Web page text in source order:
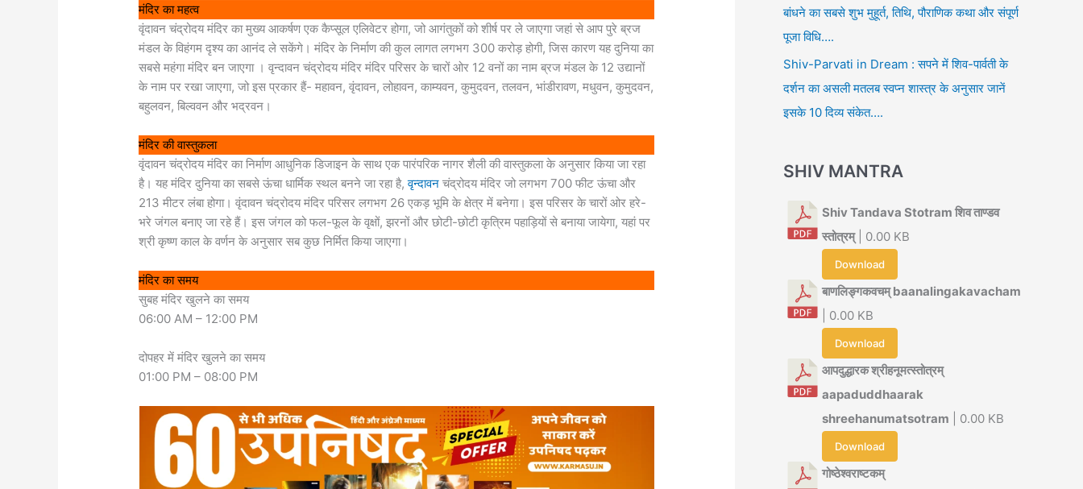
मंदिर का महत्व
वृंदावन चंद्रोदय मंदिर का मुख्य आकर्षण एक कैप्सूल एलिवेटर होगा, जो आगंतुकों को शीर्ष पर ले जाएगा जहां से आप पुरे ब्रज
मंडल के विहंगम दृश्य का आनंद ले सकेंगे। मंदिर के निर्माण की कुल लागत लगभग 300 करोड़ होगी, जिस कारण यह दुनिया का
सबसे महंगा मंदिर बन जाएगा । वृन्दावन चंद्रोदय मंदिर मंदिर परिसर के चारों ओर 12 वनों का नाम ब्रज मंडल के 12 उद्यानों
के नाम पर रखा जाएगा, जो इस प्रकार हैं- महावन, वृंदावन, लोहावन, काम्यवन, कुमुदवन, तलवन, भांडीरावण, मधुवन, कुमुदवन,
बहुलवन, बिल्ववन और भद्रवन।
मंदिर की वास्तुकला
वृंदावन चंद्रोदय मंदिर का निर्माण आधुनिक डिजाइन के साथ एक पारंपरिक नागर शैली की वास्तुकला के अनुसार किया जा रहा
है। यह मंदिर दुनिया का सबसे ऊंचा धार्मिक स्थल बनने जा रहा है,वृन्दावनचंद्रोदय मंदिर जो लगभग 700 फीट ऊंचा और
213 मीटर लंबा होगा। वृंदावन चंद्रोदय मंदिर परिसर लगभग 26 एकड़ भूमि के क्षेत्र में बनेगा। इस परिसर के चारों ओर हरे-
भरे जंगल बनाए जा रहे हैं। इस जंगल को फल-फूल के वृक्षों, झरनों और छोटी-छोटी कृत्रिम पहाड़ियों से बनाया जायेगा, यहां पर
श्री कृष्ण काल के वर्णन के अनुसार सब कुछ निर्मित किया जाएगा।
मंदिर का समय
सुबह मंदिर खुलने का समय
06:00 AM – 12:00 PM
दोपहर में मंदिर खुलने का समय
01:00 PM – 08:00 PM
बांधने का सबसे शुभ मुहूर्त, तिथि, पौराणिक कथा और संपूर्ण
पूजा विधि….
Shiv-Parvati in Dream : सपने में शिव-पार्वती के
दर्शन का असली मतलब स्वप्न शास्त्र के अनुसार जानें
इसके 10 दिव्य संकेत….
SHIV MANTRA
Shiv Tandava Stotram शिव ताण्डव
स्तोत्रम्| 0.00 KB
Download
बाणलिङ्गकवचम् baanalingakavacham
| 0.00 KB
Download
आपदुद्धारक श्रीहनूमत्स्तोत्रम्
aapaduddhaarak
shreehanumatsotram | 0.00 KB
Download
गोष्ठेश्वराष्टकम्